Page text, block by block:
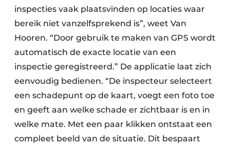
inspecties vaak plaatsvinden op locaties waar
bereik niet vanzelfsprekend is”, weet Van
Hooren. “Door gebruik te maken van GPS wordt
automatisch de exacte locatie van een
inspectie geregistreerd.” De applicatie laat zich
eenvoudig bedienen. “De inspecteur selecteert
een schadepunt op de kaart, voegt een foto toe
en geeft aan welke schade er zichtbaar is en in
welke mate. Met een paar klikken ontstaat een
compleet beeld van de situatie. Dit bespaart